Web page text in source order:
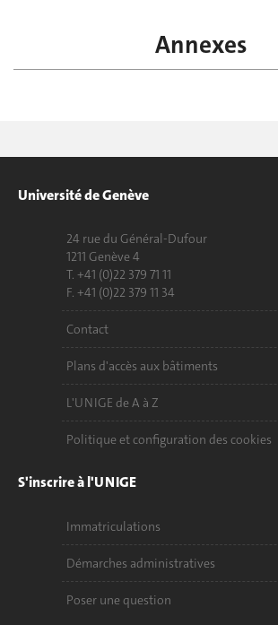
Annexes
Université de Genève
24 rue du Général-Dufour
1211 Genève 4
T. +41 (0)22 379 71 11
F. +41 (0)22 379 11 34
Contact
Plans d'accès aux bâtiments
L'UNIGE de A à Z
Politique et configuration des cookies
S'inscrire à l'UNIGE
Immatriculations
Démarches administratives
Poser une question